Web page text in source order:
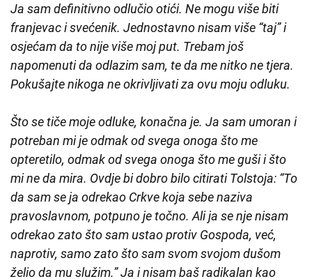
Ja sam definitivno odlučio otići. Ne mogu više biti
franjevac i svećenik. Jednostavno nisam više “taj” i
osjećam da to nije više moj put. Trebam još
napomenuti da odlazim sam, te da me nitko ne tjera.
Pokušajte nikoga ne okrivljivati za ovu moju odluku.
Što se tiče moje odluke, konačna je. Ja sam umoran i
potreban mi je odmak od svega onoga što me
opteretilo, odmak od svega onoga što me guši i što
mi ne da mira. Ovdje bi dobro bilo citirati Tolstoja: “To
da sam se ja odrekao Crkve koja sebe naziva
pravoslavnom, potpuno je točno. Ali ja se nje nisam
odrekao zato što sam ustao protiv Gospoda, već,
naprotiv, samo zato što sam svom svojom dušom
želio da mu služim.” Ja i nisam baš radikalan kao